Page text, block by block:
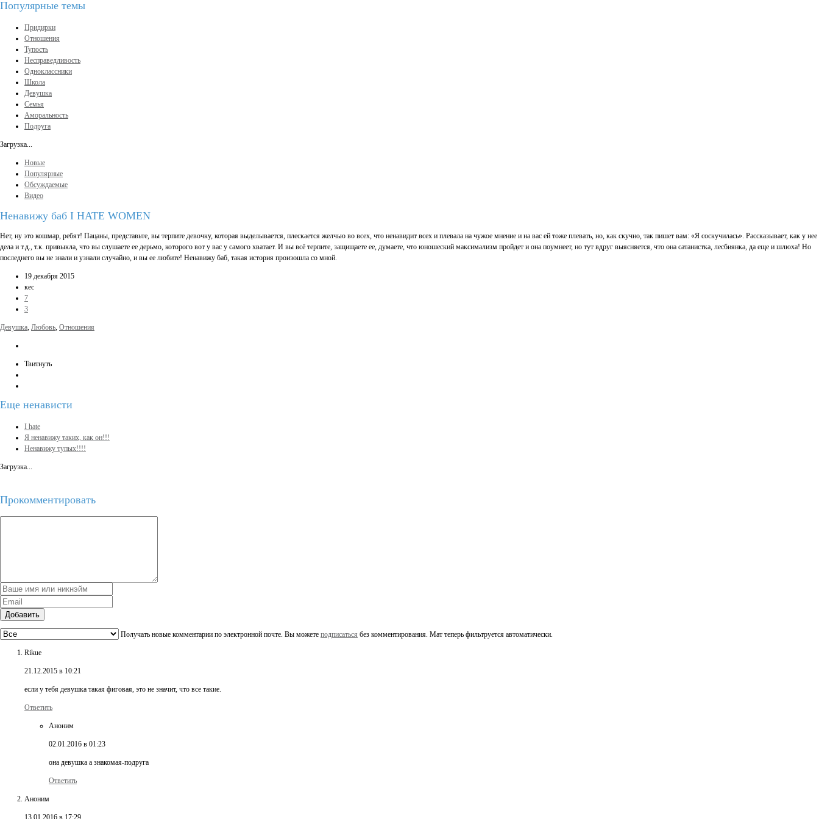
Популярные темы
Придирки
Отношения
Тупость
Несправедливость
Одноклассники
Школа
Девушка
Семья
Аморальность
Подруга
Загрузка...
Новые
Популярные
Обсуждаемые
Видео
Ненавижу баб I HATE WOMEN
Нет, ну это кошмар, ребят! Пацаны, представьте, вы терпите девочку, которая выделывается, плескается желчью во всех, что ненавидит всех и плевала на чужое мнение и на вас ей тоже плевать, но, как скучно, так пишет вам: «Я соскучилась». Рассказывает, как у нее
дела и т.д., т.к. привыкла, что вы слушаете ее дерьмо, которого вот у вас у самого хватает. И вы всё терпите, защищаете ее, думаете, что юношеский максимализм пройдет и она поумнеет, но тут вдруг выясняется, что она сатанистка, лесбиянка, да еще и шлюха! Но
последнего вы не знали и узнали случайно, и вы ее любите! Ненавижу баб, такая история произошла со мной.
19 декабря 2015
кес
7
3
Девушка, Любовь, Отношения
Твитнуть
Еще ненависти
I hate
Я ненавижу таких, как он!!!
Ненавижу тупых!!!!
Загрузка...
Прокомментировать
Добавить
Получать новые комментарии по электронной почте. Вы можете подписаться без комментирования. Мат теперь фильтруется автоматически.
Rikue
21.12.2015 в 10:21
если у тебя девушка такая фиговая, это не значит, что все такие.
Ответить
Аноним
02.01.2016 в 01:23
она девушка а знакомая-подруга
Ответить
Аноним
13.01.2016 в 17:29